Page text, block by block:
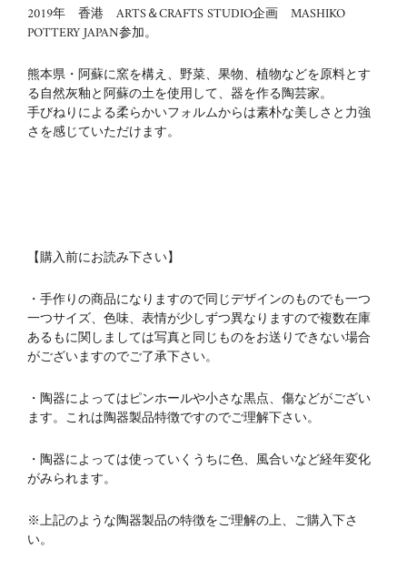
2019年 香港 ARTS＆CRAFTS STUDIO企画 MASHIKO
POTTERY JAPAN参加。
熊本県・阿蘇に窯を構え、野菜、果物、植物などを原料とす
る自然灰釉と阿蘇の土を使用して、器を作る陶芸家。
手びねりによる柔らかいフォルムからは素朴な美しさと力強
さを感じていただけます。
【購入前にお読み下さい】
・手作りの商品になりますので同じデザインのものでも一つ
一つサイズ、色味、表情が少しずつ異なりますので複数在庫
あるもに関しましては写真と同じものをお送りできない場合
がございますのでご了承下さい。
・陶器によってはピンホールや小さな黒点、傷などがござい
ます。これは陶器製品特徴ですのでご理解下さい。
・陶器によっては使っていくうちに色、風合いなど経年変化
がみられます。
※上記のような陶器製品の特徴をご理解の上、ご購入下さ
い。